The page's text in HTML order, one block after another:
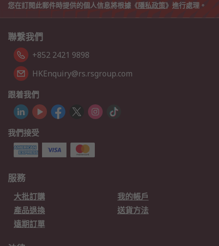
您在訂閱此郵件時提供的個人信息將根據《隱私政策》進行處理。
聯繫我們
+852 2421 9898
HKEnquiry@rs.rsgroup.com
跟着我們
我們接受
服務
大批訂購
我的帳戶
產品退換
送貨方法
遠期訂單